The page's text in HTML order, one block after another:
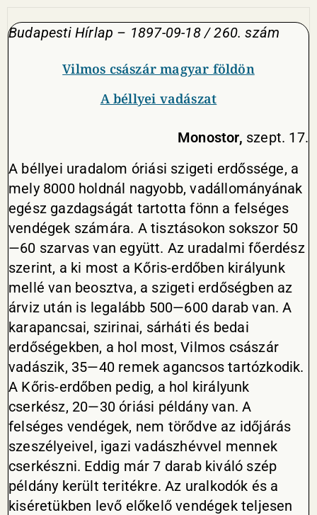
Budapesti Hírlap – 1897-09-18 / 260. szám
Vilmos császár magyar földön
A béllyei vadászat
Monostor, szept. 17.
A béllyei uradalom óriási szigeti erdőssége, a
mely 8000 holdnál nagyobb, vadállományának
egész gazdagságát tartotta fönn a felséges
vendégek számára. A tisztásokon sokszor 50
—60 szarvas van együtt. Az uradalmi főerdész
szerint, a ki most a Kőris-erdőben királyunk
mellé van beosztva, a szigeti erdőségben az
árviz után is legalább 500—600 darab van. A
karapancsai, szirinai, sárháti és bedai
erdőségekben, a hol most, Vilmos császár
vadászik, 35—40 remek agancsos tartózkodik.
A Kőris-erdőben pedig, a hol királyunk
cserkész, 20—30 óriási példány van. A
felséges vendégek, nem törődve az időjárás
szeszélyeivel, igazi vadászhévvel mennek
cserkészni. Eddig már 7 darab kiváló szép
példány került teritékre. Az uralkodók és a
kiséretükben levő előkelő vendégek teljesen